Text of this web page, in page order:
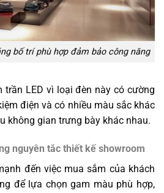
bố trí phù hợp đảm bảo công năng
trần LED vì loại đèn này có cường
điện và có nhiều màu sắc khác
không gian trưng bày khác nhau.
nguyên tắc thiết kế showroom
đến việc mua sắm của khách
để lựa chọn gam màu phù hợp,